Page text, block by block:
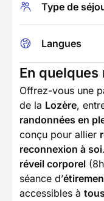
Type de
Langues
En quelques
Offrez-vous une
de la Lozère,
randonnées en
conçu pour allier
reconnexion à soi
réveil corporel
séance d’
accessibles à